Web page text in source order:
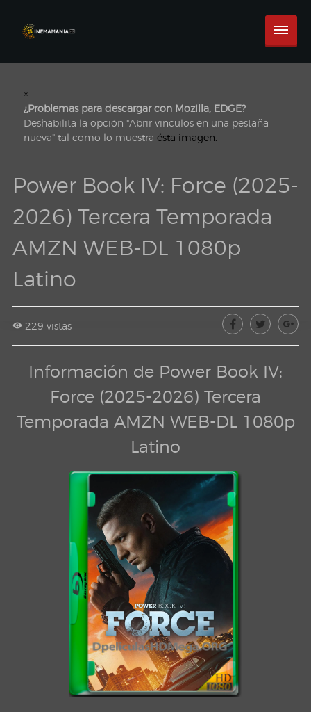
×
¿Problemas para descargar con Mozilla, EDGE?
Deshabilita la opción "Abrir vinculos en una pestaña
nueva" tal como lo muestra ésta imagen.
Power Book IV: Force (2025-
2026) Tercera Temporada
AMZN WEB-DL 1080p
Latino
229 vistas
Información de Power Book IV:
Force (2025-2026) Tercera
Temporada AMZN WEB-DL 1080p
Latino